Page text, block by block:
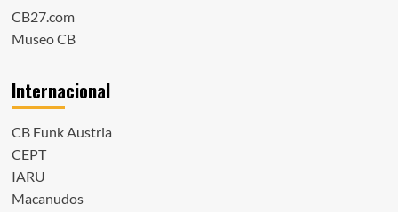
CB27.com
Museo CB
Internacional
CB Funk Austria
CEPT
IARU
Macanudos